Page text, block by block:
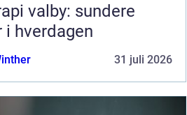
valby: sundere
i hverdagen
31 juli 2026